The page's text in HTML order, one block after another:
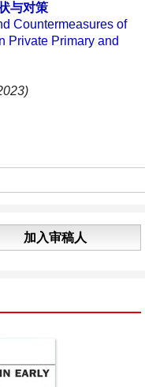
与对策
Countermeasures of
Private Primary and
加入审稿人